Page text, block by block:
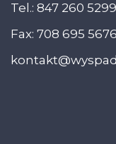
Tel.: 847 260 5299
Fax: 708 695 5676